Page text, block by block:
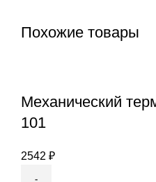
Похожие товары
Механический
101
2542 ₽